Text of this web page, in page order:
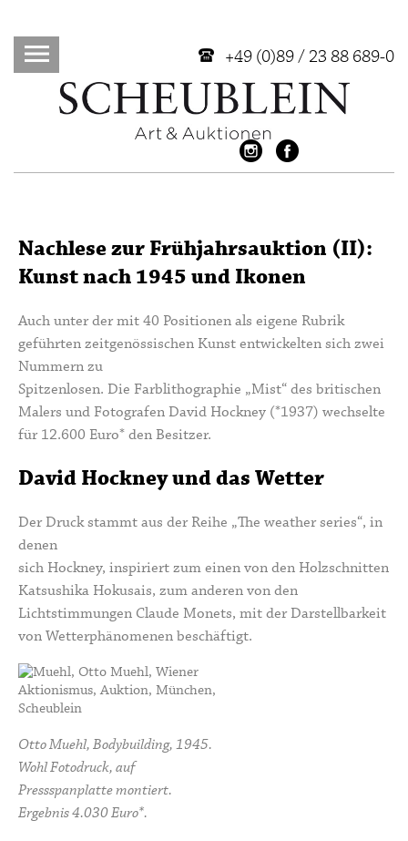
+49 (0)89 / 23 88 689-0
Nachlese zur Frühjahrsauktion (II):
Kunst nach 1945 und Ikonen
Auch unter der mit 40 Positionen als eigene Rubrik
geführten zeitgenössischen Kunst entwickelten sich zwei
Nummern zu
Spitzenlosen. Die Farblithographie „Mist“ des britischen
Malers und Fotografen David Hockney (*1937) wechselte
für 12.600 Euro* den Besitzer.
David Hockney und das Wetter
Der Druck stammt aus der Reihe „The weather series“, in
denen
sich Hockney, inspiriert zum einen von den Holzschnitten
Katsushika Hokusais, zum anderen von den
Lichtstimmungen Claude Monets, mit der Darstellbarkeit
von Wetterphänomenen beschäftigt.
Otto Muehl, Bodybuilding, 1945.
Wohl Fotodruck, auf
Pressspanplatte montiert.
Ergebnis 4.030 Euro*.